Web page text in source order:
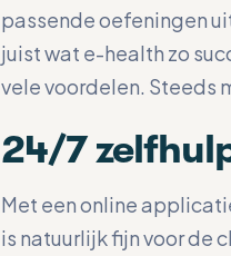
passende oefeningen
juist wat e-health zo
vele voordelen. Steeds
24/7
Met een online
is natuurlijk fijn voor de